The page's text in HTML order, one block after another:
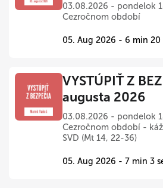
03.08.2026 - pondelok
Cezročnom období
05. Aug 2026 - 6 min 20
VYSTÚPIŤ Z
augusta 2026
03.08.2026 - pondelok
Cezročnom období -
SVD (Mt 14, 22-36)
05. Aug 2026 - 7 min 3